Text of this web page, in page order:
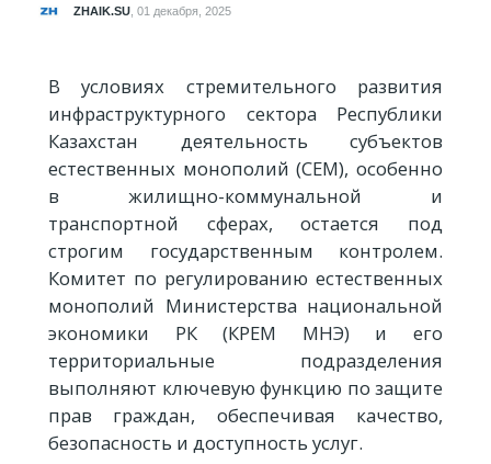
ZHAIK.SU 01 декабря, 2025
В условиях стремительного развития
инфраструктурного сектора Республики
Казахстан деятельность субъектов
естественных монополий (СЕМ), особенно
в жилищно-коммунальной и
транспортной сферах, остается под
строгим государственным контролем.
Комитет по регулированию естественных
монополий Министерства национальной
экономики РК (КРЕМ МНЭ) и его
территориальные подразделения
выполняют ключевую функцию по защите
прав граждан, обеспечивая качество,
безопасность и доступность услуг.